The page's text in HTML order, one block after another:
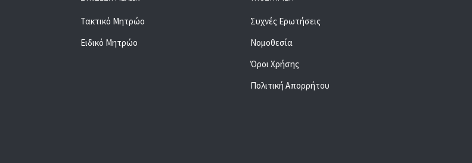
Τακτικό Μητρώο
Ειδικό Μητρώο
Συχνές Ερωτήσεις
Νομοθεσία
Όροι Χρήσης
Πολιτική Απορρήτου